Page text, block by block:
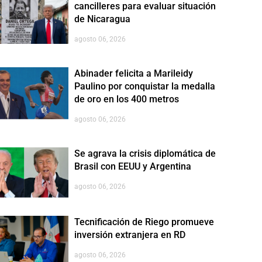
cancilleres para evaluar situación
de Nicaragua
agosto 06, 2026
Abinader felicita a Marileidy
Paulino por conquistar la medalla
de oro en los 400 metros
agosto 06, 2026
Se agrava la crisis diplomática de
Brasil con EEUU y Argentina
agosto 06, 2026
Tecnificación de Riego promueve
inversión extranjera en RD
agosto 06, 2026